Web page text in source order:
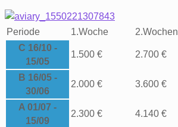
Periode 1.Woche 2.Wochen
C 16/10 -
15/05
1.500 € 2.700 €
B 16/05 -
30/06
2.000 € 3.600 €
A 01/07 -
15/09
2.300 € 4.140 €